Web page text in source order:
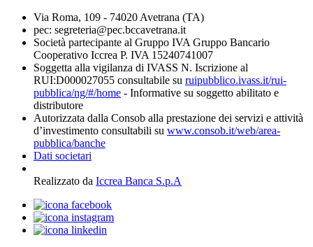
Via Roma, 109 - 74020 Avetrana (TA)
pec: segreteria@pec.bccavetrana.it
Società partecipante al Gruppo IVA Gruppo Bancario
Cooperativo Iccrea P. IVA 15240741007
Soggetta alla vigilanza di IVASS N. Iscrizione al
RUI:D000027055 consultabile su ruipubblico.ivass.it/rui-
pubblica/ng/#/home - Informative su soggetto abilitato e
distributore
Autorizzata dalla Consob alla prestazione dei servizi e attività
d’investimento consultabili su www.consob.it/web/area-
pubblica/banche
Dati societari
Realizzato da Iccrea Banca S.p.A